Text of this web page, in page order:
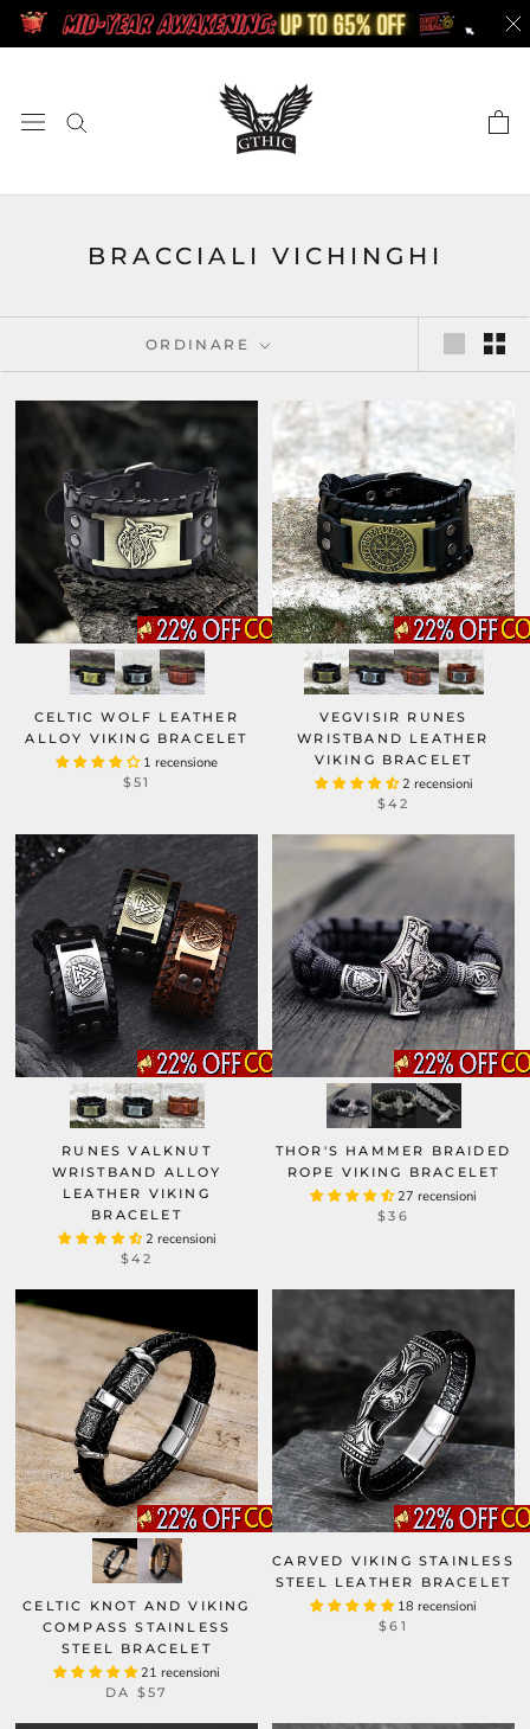
Skip
BRACCIALI VICHINGHI
ORDINARE
CELTIC WOLF LEATHER
ALLOY VIKING BRACELET
1 recensione
$51
VEGVISIR RUNES
WRISTBAND LEATHER
VIKING BRACELET
2 recensioni
$42
RUNES VALKNUT
WRISTBAND ALLOY
LEATHER VIKING
BRACELET
2 recensioni
$42
THOR'S HAMMER BRAIDED
ROPE VIKING BRACELET
27 recensioni
$36
CELTIC KNOT AND VIKING
COMPASS STAINLESS
STEEL BRACELET
21 recensioni
DA $57
CARVED VIKING STAINLESS
STEEL LEATHER BRACELET
18 recensioni
$61